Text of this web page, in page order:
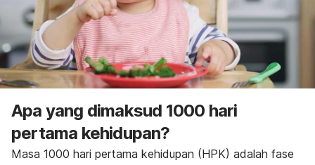
Apa yang dimaksud 1000 hari
pertama kehidupan?
Masa 1000 hari pertama kehidupan (HPK) adalah fase